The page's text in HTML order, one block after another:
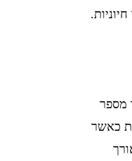
מספר
דקות, ואז עסי בידיים רטובות כאשר